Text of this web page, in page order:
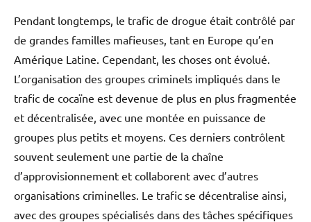
Pendant longtemps, le trafic de drogue était contrôlé par
de grandes familles mafieuses, tant en Europe qu’en
Amérique Latine. Cependant, les choses ont évolué.
L’organisation des groupes criminels impliqués dans le
trafic de cocaïne est devenue de plus en plus fragmentée
et décentralisée, avec une montée en puissance de
groupes plus petits et moyens. Ces derniers contrôlent
souvent seulement une partie de la chaîne
d’approvisionnement et collaborent avec d’autres
organisations criminelles. Le trafic se décentralise ainsi,
avec des groupes spécialisés dans des tâches spécifiques